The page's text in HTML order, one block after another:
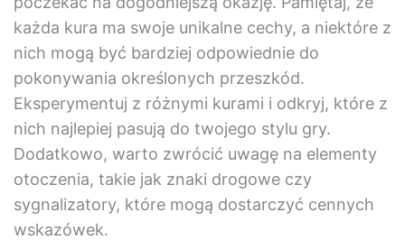
każda kura ma swoje unikalne cechy, a niektóre z
nich mogą być bardziej odpowiednie do
pokonywania określonych przeszkód.
Eksperymentuj z różnymi kurami i odkryj, które z
nich najlepiej pasują do twojego stylu gry.
Dodatkowo, warto zwrócić uwagę na elementy
otoczenia, takie jak znaki drogowe czy
sygnalizatory, które mogą dostarczyć cennych
wskazówek.